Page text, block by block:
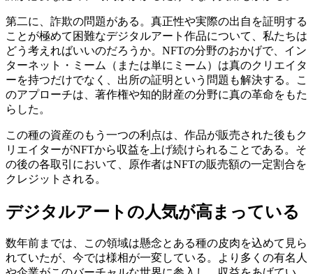
第二に、詐欺の問題がある。真正性や実際の出自を証明する
ことが極めて困難なデジタルアート作品について、私たちは
どう考えればいいのだろうか。NFTの分野のおかげで、イン
ターネット・ミーム（または単にミーム）は真のクリエイタ
ーを持つだけでなく、出所の証明という問題も解決する。こ
のアプローチは、著作権や知的財産の分野に真の革命をもた
らした。
この種の資産のもう一つの利点は、作品が販売された後もク
リエイターがNFTから収益を上げ続けられることである。そ
の後の各取引において、原作者はNFTの販売額の一定割合を
クレジットされる。
デジタルアートの人気が高まっている
数年前までは、この領域は懸念とある種の皮肉を込めて見ら
れていたが、今では様相が一変している。より多くの有名人